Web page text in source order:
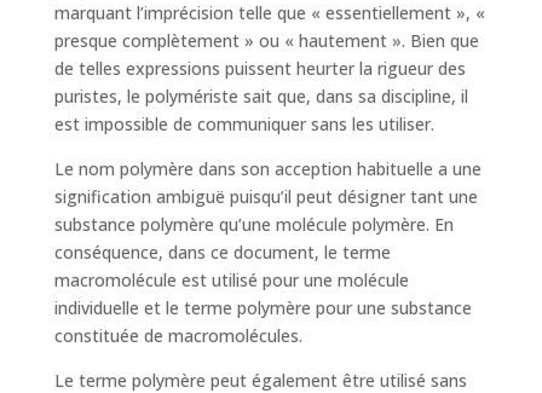
marquant l’imprécision telle que « essentiellement », «
presque complètement » ou « hautement ». Bien que
de telles expressions puissent heurter la rigueur des
puristes, le polymériste sait que, dans sa discipline, il
est impossible de communiquer sans les utiliser.
Le nom polymère dans son acception habituelle a une
signification ambiguë puisqu’il peut désigner tant une
substance polymère qu’une molécule polymère. En
conséquence, dans ce document, le terme
macromolécule est utilisé pour une molécule
individuelle et le terme polymère pour une substance
constituée de macromolécules.
Le terme polymère peut également être utilisé sans